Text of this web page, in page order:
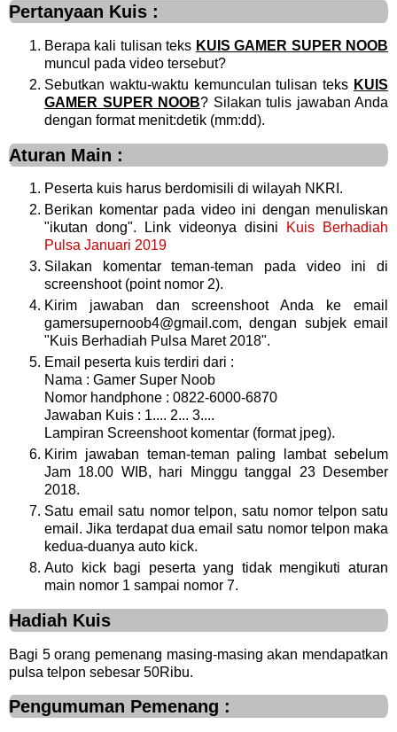
Pertanyaan Kuis :
Berapa kali tulisan teks KUIS GAMER SUPER NOOB
muncul pada video tersebut?
Sebutkan waktu-waktu kemunculan tulisan teks KUIS
GAMER SUPER NOOB? Silakan tulis jawaban Anda
dengan format menit:detik (mm:dd).
Aturan Main :
Peserta kuis harus berdomisili di wilayah NKRI.
Berikan komentar pada video ini dengan menuliskan
"ikutan dong". Link videonya disini
Kuis Berhadiah
Pulsa Januari 2019
Silakan komentar teman-teman pada video ini di
screenshoot (point nomor 2).
Kirim jawaban dan screenshoot Anda ke email
gamersupernoob4@gmail.com, dengan subjek email
"Kuis Berhadiah Pulsa Maret 2018".
Email peserta kuis terdiri dari :
Nama : Gamer Super Noob
Nomor handphone : 0822-6000-6870
Jawaban Kuis : 1.... 2... 3....
Lampiran Screenshoot komentar (format jpeg).
Kirim jawaban teman-teman paling lambat sebelum
Jam 18.00 WIB, hari Minggu tanggal 23 Desember
2018.
Satu email satu nomor telpon, satu nomor telpon satu
email. Jika terdapat dua email satu nomor telpon maka
kedua-duanya auto kick.
Auto kick bagi peserta yang tidak mengikuti aturan
main nomor 1 sampai nomor 7.
Hadiah Kuis
Bagi 5 orang pemenang masing-masing akan mendapatkan
pulsa telpon sebesar 50Ribu.
Pengumuman Pemenang :